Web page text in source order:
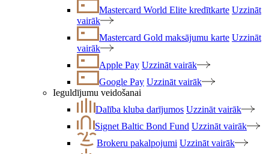
Mastercard World Elite kredītkarte Uzzināt
vairāk
Mastercard Gold maksājumu karte Uzzināt
vairāk
Apple Pay Uzzināt vairāk
Google Pay Uzzināt vairāk
Ieguldījumu veidošanai
Dalība kluba darījumos Uzzināt vairāk
Signet Baltic Bond Fund Uzzināt vairāk
Brokeru pakalpojumi Uzzināt vairāk